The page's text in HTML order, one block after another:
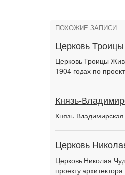
ПОХОЖИЕ ЗАПИСИ
Церковь
Церковь Троицы
1904 годах по
Князь-
Князь-
Церковь
Церковь Николая
проекту